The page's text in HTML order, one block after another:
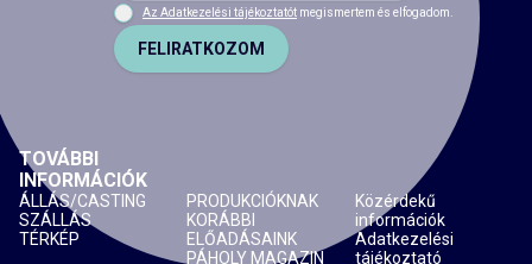
TOVÁBBI
INFORMÁCIÓK
ÁLLÁS/CASTING
SZÁLLÁS
TÉRKÉP
PRODUKCIÓKNAK
KORÁBBI
ELŐADÁSAINK
PÁHOLY MAGAZIN
Közérdekű
információk
Adatkezelési
tájékoztató
Az Adatkezelési tájékoztatót megismertem és elfogadom.
FELIRATKOZOM